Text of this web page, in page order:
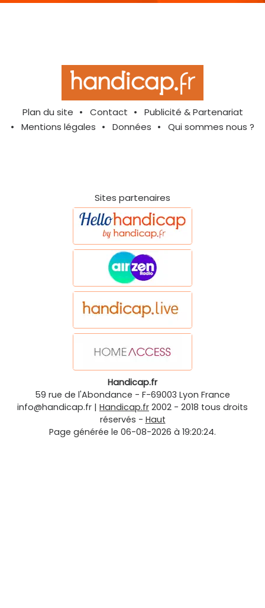
Plan du site Contact
Publicité & Partenariat
Mentions légales
Données Qui sommes nous ?
Sites partenaires
Handicap.fr
59 rue de l'Abondance - F-69003 Lyon France
info@handicap.fr | Handicap.fr 2002 - 2018 tous droits
réservés - Haut
Page générée le 06-08-2026 à 19:20:24.